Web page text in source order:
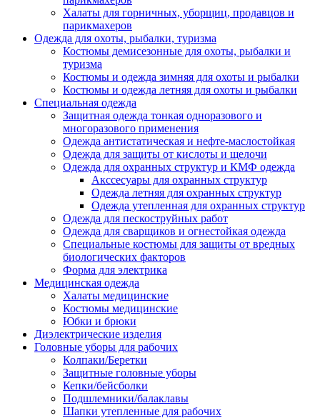
Халаты для горничных, уборщиц, продавцов и
парикмахеров
Одежда для охоты, рыбалки, туризма
Костюмы демисезонные для охоты, рыбалки и
туризма
Костюмы и одежда зимняя для охоты и рыбалки
Костюмы и одежда летняя для охоты и рыбалки
Специальная одежда
Защитная одежда тонкая одноразового и
многоразового применения
Одежда антистатическая и нефте-маслостойкая
Одежда для защиты от кислоты и щелочи
Одежда для охранных структур и КМФ одежда
Акссесуары для охранных структур
Одежда летняя для охранных структур
Одежда утепленная для охранных структур
Одежда для пескоструйных работ
Одежда для сварщиков и огнестойкая одежда
Специальные костюмы для защиты от вредных
биологических факторов
Форма для электрика
Медицинская одежда
Халаты медицинские
Костюмы медицинские
Юбки и брюки
Диэлектрические изделия
Головные уборы для рабочих
Колпаки/Беретки
Защитные головные уборы
Кепки/бейсболки
Подшлемники/балаклавы
Шапки утепленные для рабочих